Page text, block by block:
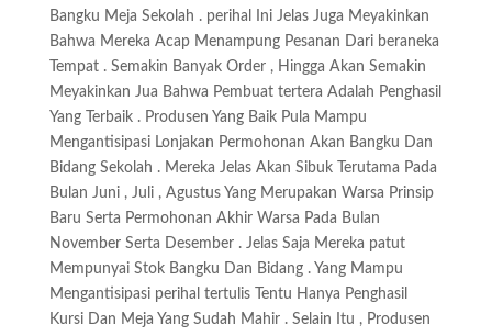
Bangku Meja Sekolah . perihal Ini Jelas Juga Meyakinkan
Bahwa Mereka Acap Menampung Pesanan Dari beraneka
Tempat . Semakin Banyak Order , Hingga Akan Semakin
Meyakinkan Jua Bahwa Pembuat tertera Adalah Penghasil
Yang Terbaik . Produsen Yang Baik Pula Mampu
Mengantisipasi Lonjakan Permohonan Akan Bangku Dan
Bidang Sekolah . Mereka Jelas Akan Sibuk Terutama Pada
Bulan Juni , Juli , Agustus Yang Merupakan Warsa Prinsip
Baru Serta Permohonan Akhir Warsa Pada Bulan
November Serta Desember . Jelas Saja Mereka patut
Mempunyai Stok Bangku Dan Bidang . Yang Mampu
Mengantisipasi perihal tertulis Tentu Hanya Penghasil
Kursi Dan Meja Yang Sudah Mahir . Selain Itu , Produsen